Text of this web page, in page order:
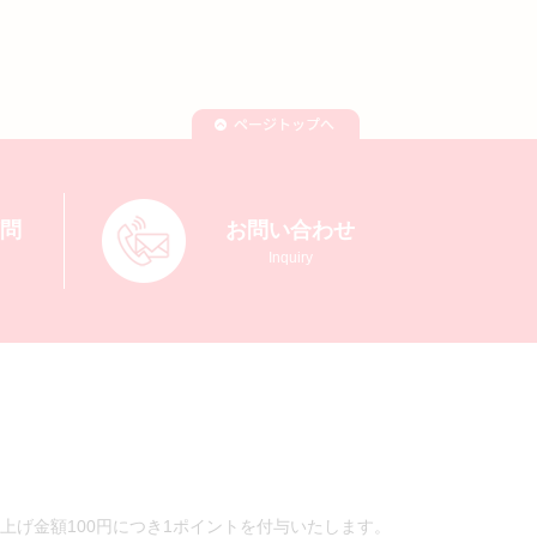
お問い合わせ
Inquiry
げ金額100円につき1ポイントを付与いたします。